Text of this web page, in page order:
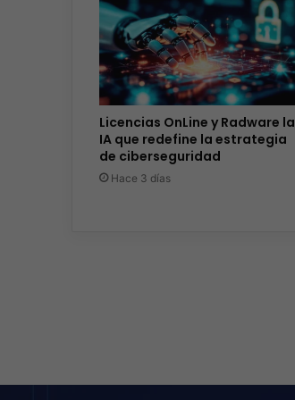
Licencias OnLine y Radware la
IA que redefine la estrategia
de ciberseguridad
Hace 3 días